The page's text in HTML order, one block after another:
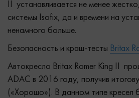
II устанавливается не менее
системы Isofix, да и времени на
ненамного больше.
Безопасность и краш-тесты Britax
Автокресло Britax Romer King II
ADAC в 2016 году, получив
(«Хорошо»). В данном типе кресел